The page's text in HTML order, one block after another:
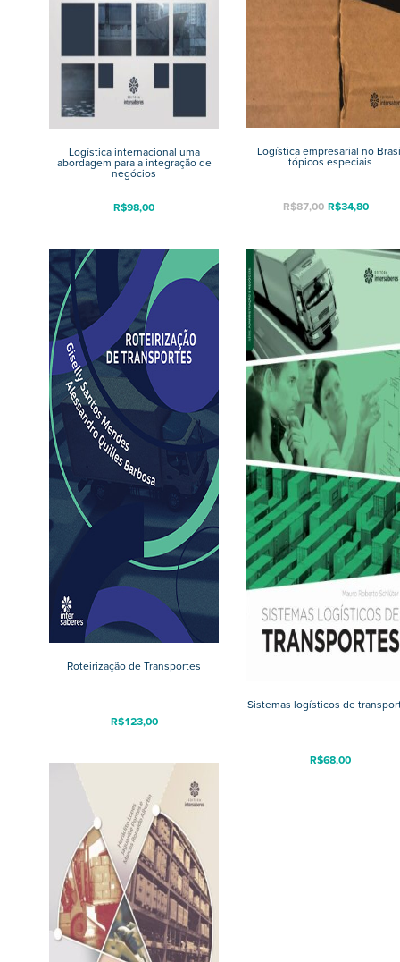
Logística empresarial no
tópicos especiais
R$87,00 R$34,80
Logística internacional uma
abordagem para a integração de
negócios
R$98,00
Sistemas logísticos de
R$68,00
Roteirização de Transportes
R$123,00